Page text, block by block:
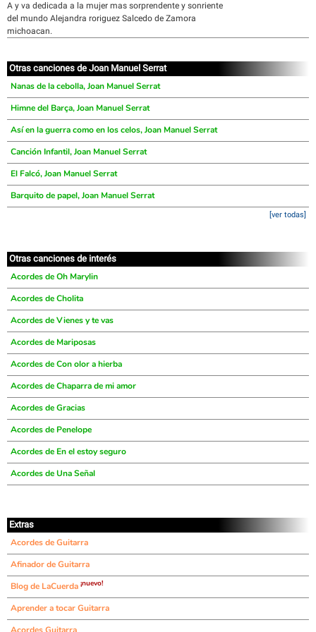
A y va dedicada a la mujer mas sorprendente y sonriente
del mundo Alejandra roriguez Salcedo de Zamora
michoacan.
Otras canciones de Joan Manuel Serrat
Nanas de la cebolla, Joan Manuel Serrat
Himne del Barça, Joan Manuel Serrat
Así en la guerra como en los celos, Joan Manuel Serrat
Canción Infantil, Joan Manuel Serrat
El Falcó, Joan Manuel Serrat
Barquito de papel, Joan Manuel Serrat
[ver todas]
Otras canciones de interés
Acordes de Oh Marylin
Acordes de Cholita
Acordes de Vienes y te vas
Acordes de Mariposas
Acordes de Con olor a hierba
Acordes de Chaparra de mi amor
Acordes de Gracias
Acordes de Penelope
Acordes de En el estoy seguro
Acordes de Una Señal
Extras
Acordes de Guitarra
Afinador de Guitarra
Blog de LaCuerda ¡nuevo!
Aprender a tocar Guitarra